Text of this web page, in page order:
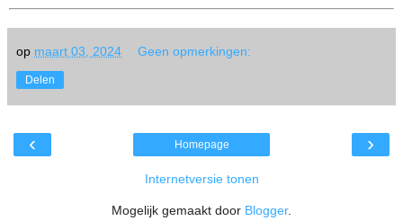
op maart 03, 2024 Geen opmerkingen:
Delen
‹ ›
Homepage
Internetversie tonen
Mogelijk gemaakt door Blogger.